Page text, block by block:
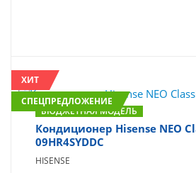
ХИТ
СПЕЦПРЕДЛОЖЕНИЕ
БЮДЖЕТНАЯ МОДЕЛЬ
Кондиционер Hisense NEO
09HR4SYDDC
HISENSE